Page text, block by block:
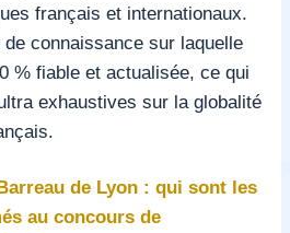
français et internationaux.
connaissance sur laquelle
% fiable et actualisée, ce qui
exhaustives sur la globalité
de Lyon : qui sont les
au concours de